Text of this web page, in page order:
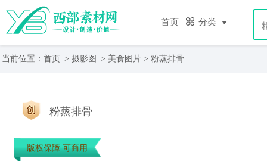
首页 分类
当前位置： 首页 > 摄影图 > 美食图片 > 粉蒸排骨
粉蒸排骨
版权保障 可商用